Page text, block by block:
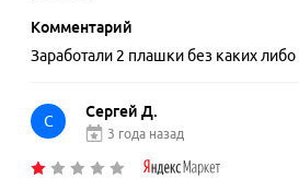
Комментарий
Заработали 2 плашки без каких
С
Сергей Д.
3 года назад